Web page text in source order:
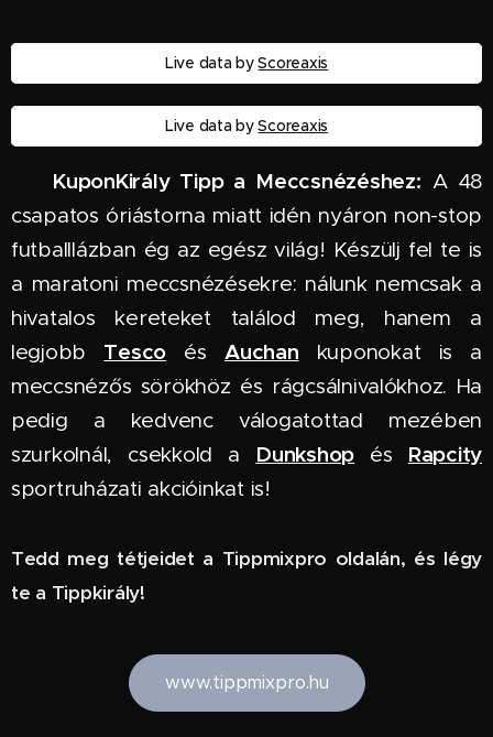
Live data byScoreaxis
Live data byScoreaxis
KuponKirály Tipp a Meccsnézéshez: A 48
csapatos óriástorna miatt idén nyáron non-stop
futballlázban ég az egész világ! Készülj fel te is
a maratoni meccsnézésekre: nálunk nemcsak a
hivatalos kereteket találod meg, hanem a
legjobb Tesco ésAuchan kuponokat is a
meccsnézős sörökhöz és rágcsálnivalókhoz. Ha
pedig a kedvenc válogatottad mezében
szurkolnál, csekkold a Dunkshop és Rapcity
sportruházati akcióinkat is!
Tedd meg tétjeidet a Tippmixpro oldalán, és légy
te a Tippkirály!
www.tippmixpro.hu